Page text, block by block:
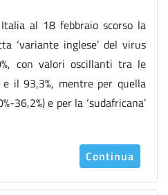
al 18 febbraio scorso la
‘variante inglese’ del virus
con valori oscillanti tra le
il 93,3%, mentre per quella
36,2%) e per la ‘sudafricana’
Continua